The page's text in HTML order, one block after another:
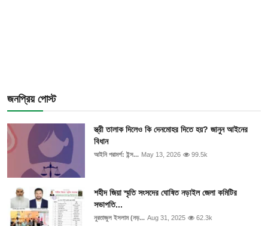
জনপ্রিয় পোস্ট
স্ত্রী তালাক দিলেও কি দেনমোহর দিতে হয়? জানুন আইনের
বিধান
আইনি পরামর্শ: ইন্স... May 13, 2026 99.5k
শহীদ জিয়া স্মৃতি সংসদের ঘোষিত নড়াইল জেলা কমিটির
সভাপতি...
নুরতাজুল ইসলাম (নড়... Aug 31, 2025 62.3k